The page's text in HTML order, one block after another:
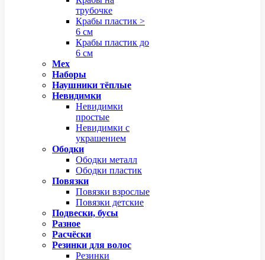
трубочке
Крабы пластик >
6 см
Крабы пластик до
6 см
Мех
Наборы
Наушники тёплые
Невидимки
Невидимки
простые
Невидимки с
украшением
Ободки
Ободки металл
Ободки пластик
Повязки
Повязки взрослые
Повязки детские
Подвески, бусы
Разное
Расчёски
Резинки для волос
Резинки